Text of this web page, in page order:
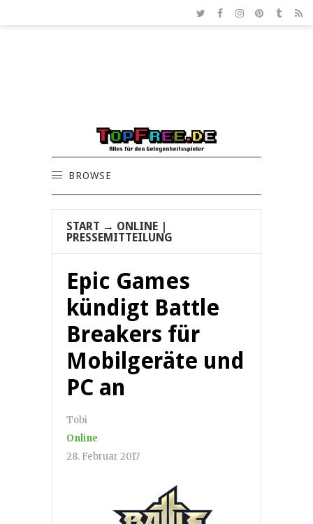
BROWSE
START → ONLINE
PRESSEMITTEILUNG
Epic Games
kündigt Battle
Breakers für
Mobilgeräte und
PC an
Tobi
Online
28. Februar 2017